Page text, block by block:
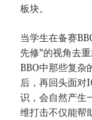
板块。
当学生在备赛
先修”的视角去
BBO中那些复杂
后，再回头面对
识，会自然产生
维打击不仅能帮